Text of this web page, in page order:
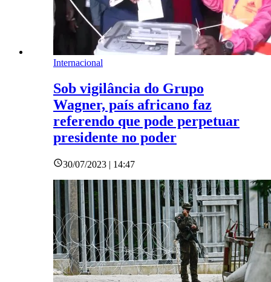
Internacional
Sob vigilância do Grupo
Wagner, país africano faz
referendo que pode perpetuar
presidente no poder
30/07/2023 | 14:47